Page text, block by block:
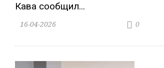
Кава сообщил...
0
16-04-2026